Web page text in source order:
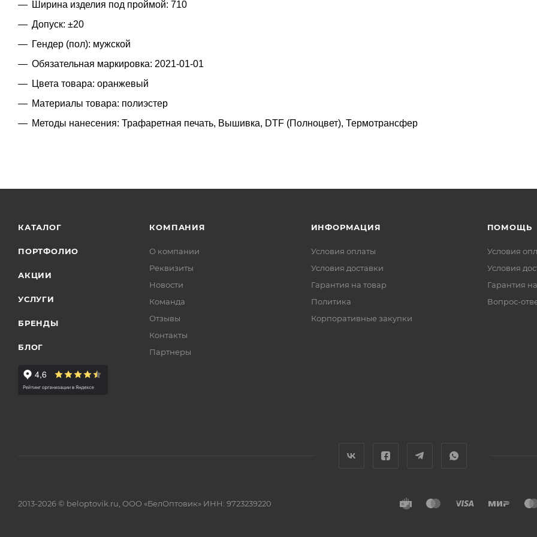
Ширина изделия под проймой: 710
Допуск: ±20
Гендер (пол): мужской
Обязательная маркировка: 2021-01-01
Цвета товара: оранжевый
Материалы товара: полиэстер
Методы нанесения: Трафаретная печать, Вышивка, DTF (Полноцвет), Термотрансфер
КАТАЛОГ
ПОРТФОЛИО
АКЦИИ
УСЛУГИ
БРЕНДЫ
БЛОГ
КОМПАНИЯ
О компании
Реквизиты
Новости
Команда
Отзывы
Контакты
Партнеры
ИНФОРМАЦИЯ
Условия оплаты
Условия доставки
Гарантия на товар
Политика
Корпоративные закупки
ПОМОЩЬ
Условия
Условия
Гарантия
Вопрос-
2013-2026 © beloptovik.ru, ООО «БелОптовик» ИНН: 9723239220